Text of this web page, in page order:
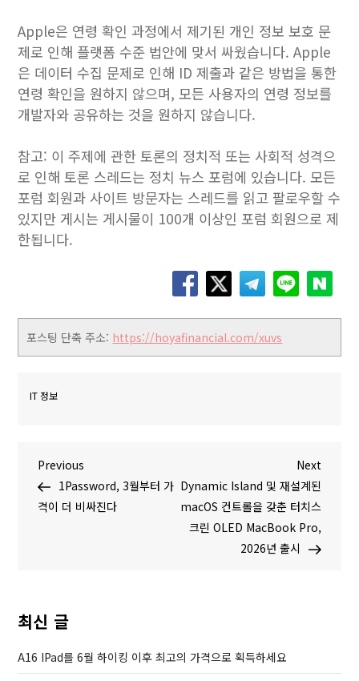
Apple은 연령 확인 과정에서 제기된 개인 정보 보호 문
제로 인해 플랫폼 수준 법안에 맞서 싸웠습니다. Apple
은 데이터 수집 문제로 인해 ID 제출과 같은 방법을 통한
연령 확인을 원하지 않으며, 모든 사용자의 연령 정보를
개발자와 공유하는 것을 원하지 않습니다.
참고: 이 주제에 관한 토론의 정치적 또는 사회적 성격으
로 인해 토론 스레드는 정치 뉴스 포럼에 있습니다. 모든
포럼 회원과 사이트 방문자는 스레드를 읽고 팔로우할 수
있지만 게시는 게시물이 100개 이상인 포럼 회원으로 제
한됩니다.
포스팅 단축 주소: https://hoyafinancial.com/xuvs
IT 정보
글
탐
P
r
e
P
o
s
Previous
1Password, 3월부터 가
격이 더 비싸진다
N
x
t
P
Next
Dynamic Island 및 재설계된
macOS 컨트롤을 갖춘 터치스
크린 OLED MacBook Pro,
2026년 출시
최신 글
A16 IPad를 6월 하이킹 이후 최고의 가격으로 획득하세요